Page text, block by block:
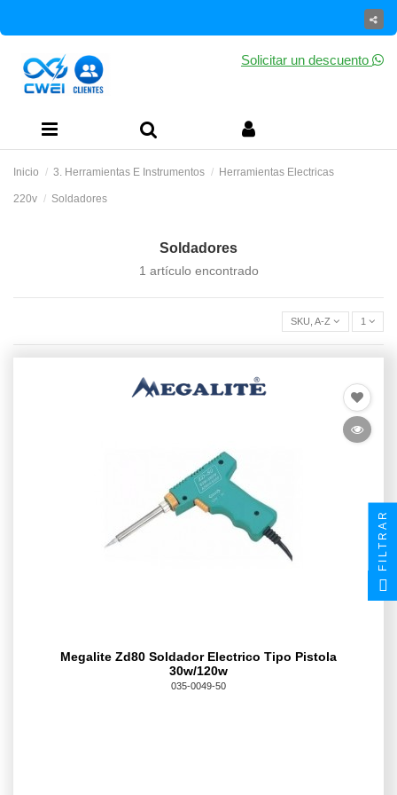
Solicitar un descuento
Inicio 3. Herramientas E Instrumentos Herramientas Electricas
220v Soldadores
Soldadores
1 artículo encontrado
SKU,
Megalite Zd80 Soldador Electrico Tipo Pistola
30w/120w
035-0049-50
FILTRAR